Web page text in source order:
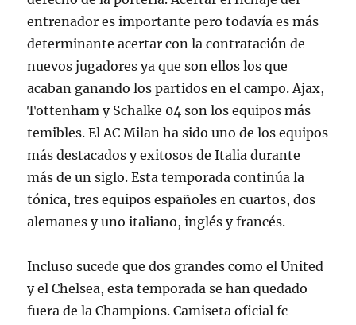
entrenador es importante pero todavía es más
determinante acertar con la contratación de
nuevos jugadores ya que son ellos los que
acaban ganando los partidos en el campo. Ajax,
Tottenham y Schalke 04 son los equipos más
temibles. El AC Milan ha sido uno de los equipos
más destacados y exitosos de Italia durante
más de un siglo. Esta temporada continúa la
tónica, tres equipos españoles en cuartos, dos
alemanes y uno italiano, inglés y francés.
Incluso sucede que dos grandes como el United
y el Chelsea, esta temporada se han quedado
fuera de la Champions. Camiseta oficial fc